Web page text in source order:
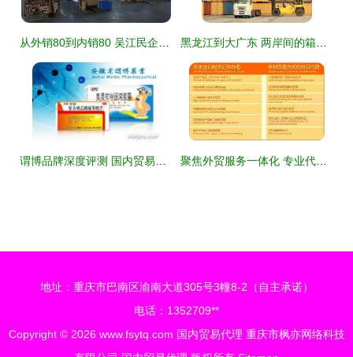
从外销80到内销80 吴江民企以拳头商品成功开拓内销市场的幕后故事 黑龙江到大广东 两岸间的箱时运略——论国内海运选择与关税方策
谓博品牌深度评测 国内贸易代理领域的领航者 聚焦外贸服务一体化 专业代理报关与商贸对接新路径
地址：重庆市巴南区渝南大道305号3幢8-2（自主承诺）
电话：1352709**
Copyright © 2026 www.fsytq.com 国内贸易代理 重庆市枫亦网络科技